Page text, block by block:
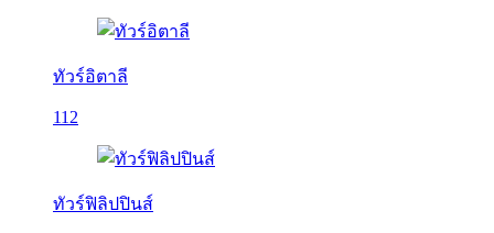
ทัวร์อิตาลี
112
ทัวร์ฟิลิปปินส์